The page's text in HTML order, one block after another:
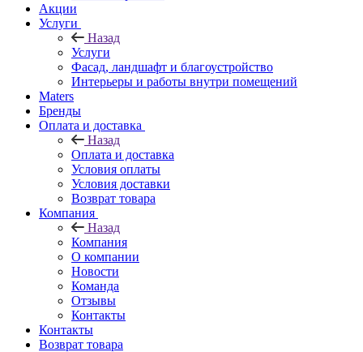
Акции
Услуги
Назад
Услуги
Фасад, ландшафт и благоустройство
Интерьеры и работы внутри помещений
Maters
Бренды
Оплата и доставка
Назад
Оплата и доставка
Условия оплаты
Условия доставки
Возврат товара
Компания
Назад
Компания
О компании
Новости
Команда
Отзывы
Контакты
Контакты
Возврат товара